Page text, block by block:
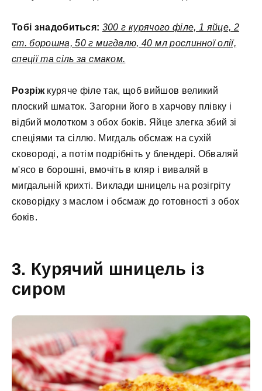
Тобі знадобиться: 300 г курячого філе, 1 яйце, 2
ст. борошна, 50 г мигдалю, 40 мл рослинної олії,
спеції та сіль за смаком.
Розріжкуряче філе так, щоб вийшов великий
плоский шматок. Загорни його в харчову плівку і
відбий молотком з обох боків. Яйце злегка збий зі
спеціями та сіллю. Мигдаль обсмаж на сухій
сковороді, а потім подрібніть у блендері. Обваляй
м'ясо в борошні, вмочіть в кляр і виваляй в
мигдальній крихті. Виклади шницель на розігріту
сковорідку з маслом і обсмаж до готовності з обох
боків.
3. Курячий шницель із
сиром